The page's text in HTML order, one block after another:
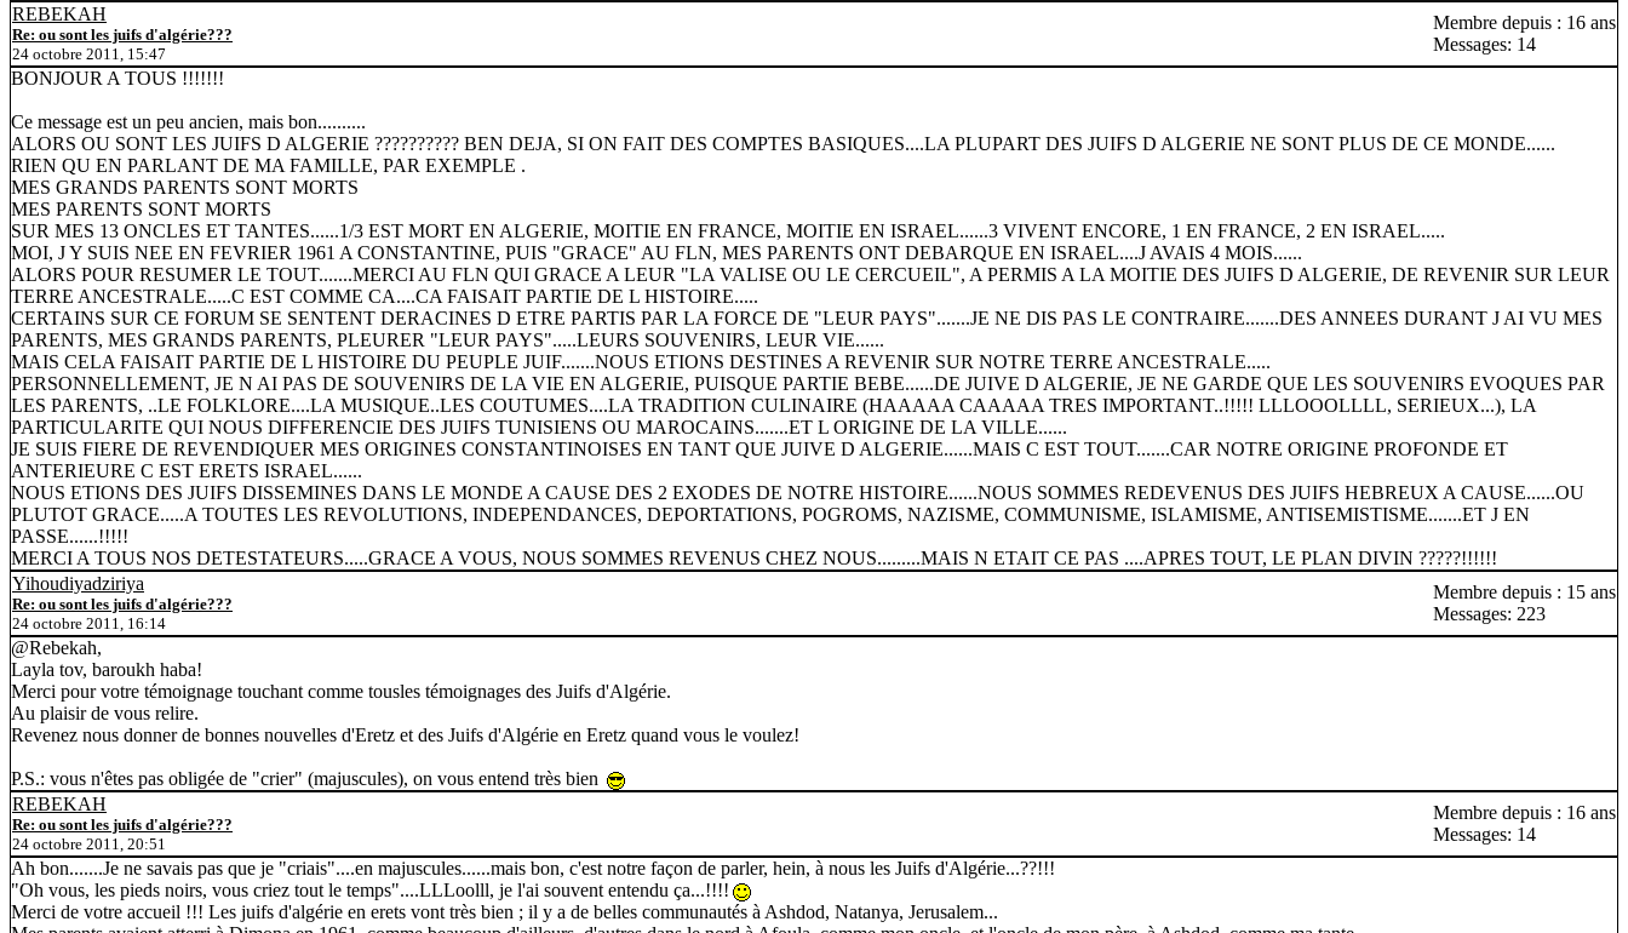
REBEKAH
Re: ou sont les juifs d'algérie???
24 octobre 2011, 15:47
Membre depuis : 16 ans
Messages: 14
BONJOUR A TOUS !!!!!!!
Ce message est un peu ancien, mais bon..........
ALORS OU SONT LES JUIFS D ALGERIE ?????????? BEN DEJA, SI ON FAIT DES COMPTES BASIQUES....LA PLUPART DES JUIFS D ALGERIE NE SONT PLUS DE CE MONDE......
RIEN QU EN PARLANT DE MA FAMILLE, PAR EXEMPLE .
MES GRANDS PARENTS SONT MORTS
MES PARENTS SONT MORTS
SUR MES 13 ONCLES ET TANTES......1/3 EST MORT EN ALGERIE, MOITIE EN FRANCE, MOITIE EN ISRAEL......3 VIVENT ENCORE, 1 EN FRANCE, 2 EN ISRAEL.....
MOI, J Y SUIS NEE EN FEVRIER 1961 A CONSTANTINE, PUIS "GRACE" AU FLN, MES PARENTS ONT DEBARQUE EN ISRAEL....J AVAIS 4 MOIS......
ALORS POUR RESUMER LE TOUT.......MERCI AU FLN QUI GRACE A LEUR "LA VALISE OU LE CERCUEIL", A PERMIS A LA MOITIE DES JUIFS D ALGERIE, DE REVENIR SUR LEUR
TERRE ANCESTRALE.....C EST COMME CA....CA FAISAIT PARTIE DE L HISTOIRE.....
CERTAINS SUR CE FORUM SE SENTENT DERACINES D ETRE PARTIS PAR LA FORCE DE "LEUR PAYS".......JE NE DIS PAS LE CONTRAIRE.......DES ANNEES DURANT J AI VU MES
PARENTS, MES GRANDS PARENTS, PLEURER "LEUR PAYS".....LEURS SOUVENIRS, LEUR VIE......
MAIS CELA FAISAIT PARTIE DE L HISTOIRE DU PEUPLE JUIF.......NOUS ETIONS DESTINES A REVENIR SUR NOTRE TERRE ANCESTRALE.....
PERSONNELLEMENT, JE N AI PAS DE SOUVENIRS DE LA VIE EN ALGERIE, PUISQUE PARTIE BEBE......DE JUIVE D ALGERIE, JE NE GARDE QUE LES SOUVENIRS EVOQUES PAR
LES PARENTS, ..LE FOLKLORE....LA MUSIQUE..LES COUTUMES....LA TRADITION CULINAIRE (HAAAAA CAAAAA TRES IMPORTANT..!!!!! LLLOOOLLLL, SERIEUX...), LA
PARTICULARITE QUI NOUS DIFFERENCIE DES JUIFS TUNISIENS OU MAROCAINS.......ET L ORIGINE DE LA VILLE......
JE SUIS FIERE DE REVENDIQUER MES ORIGINES CONSTANTINOISES EN TANT QUE JUIVE D ALGERIE......MAIS C EST TOUT.......CAR NOTRE ORIGINE PROFONDE ET
ANTERIEURE C EST ERETS ISRAEL......
NOUS ETIONS DES JUIFS DISSEMINES DANS LE MONDE A CAUSE DES 2 EXODES DE NOTRE HISTOIRE......NOUS SOMMES REDEVENUS DES JUIFS HEBREUX A CAUSE......OU
PLUTOT GRACE.....A TOUTES LES REVOLUTIONS, INDEPENDANCES, DEPORTATIONS, POGROMS, NAZISME, COMMUNISME, ISLAMISME, ANTISEMISTISME.......ET J EN
PASSE......!!!!!
MERCI A TOUS NOS DETESTATEURS.....GRACE A VOUS, NOUS SOMMES REVENUS CHEZ NOUS.........MAIS N ETAIT CE PAS ....APRES TOUT, LE PLAN DIVIN ?????!!!!!!
Yihoudiyadziriya
Re: ou sont les juifs d'algérie???
24 octobre 2011, 16:14
Membre depuis : 15 ans
Messages: 223
@Rebekah,
Layla tov, baroukh haba!
Merci pour votre témoignage touchant comme tousles témoignages des Juifs d'Algérie.
Au plaisir de vous relire.
Revenez nous donner de bonnes nouvelles d'Eretz et des Juifs d'Algérie en Eretz quand vous le voulez!
P.S.: vous n'êtes pas obligée de "crier" (majuscules), on vous entend très bien
REBEKAH
Re: ou sont les juifs d'algérie???
24 octobre 2011, 20:51
Membre depuis : 16 ans
Messages: 14
Ah bon.......Je ne savais pas que je "criais"....en majuscules......mais bon, c'est notre façon de parler, hein, à nous les Juifs d'Algérie...??!!!
"Oh vous, les pieds noirs, vous criez tout le temps"....LLLoolll, je l'ai souvent entendu ça...!!!!
Merci de votre accueil !!! Les juifs d'algérie en erets vont très bien ; il y a de belles communautés à Ashdod, Natanya, Jerusalem...